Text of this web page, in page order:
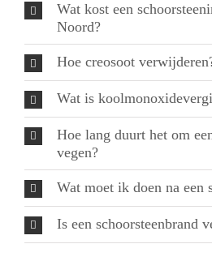
Wat kost een
Noord?
Hoe creosoot
Wat is
Hoe lang duurt het om
vegen?
Wat moet ik doen na een
Is een schoorsteenbrand